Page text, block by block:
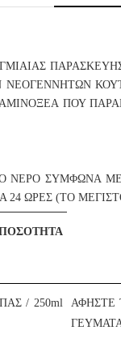
ΠΟΥ
ΝΕΡΟ ΣΥΜΦΩΝΑ
24 ΩΡΕΣ (ΤΟ
/ 250ml
ΑΦΗΣΤΕ